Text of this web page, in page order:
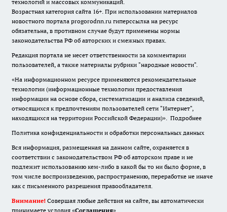
технологий и массовых коммуникаций.
Возрастная категория сайта 16+. При использовании материалов
новостного портала progorodnn.ru гиперссылка на ресурс
обязательна, в противном случае будут применены нормы
законодательства РФ об авторских и смежных правах.
Редакция портала не несет ответственности за комментарии
пользователей, а также материалы рубрики "народные новости".
«На информационном ресурсе применяются рекомендательные
технологии (информационные технологии предоставления
информации на основе сбора, систематизации и анализа сведений,
относящихся к предпочтениям пользователей сети "Интернет",
находящихся на территории Российской Федерации)». Подробнее
Политика конфиденциальности и обработки персональных данных
Вся информация, размещенная на данном сайте, охраняется в
соответствии с законодательством РФ об авторском праве и не
подлежит использованию кем-либо в какой бы то ни было форме, в
том числе воспроизведению, распространению, переработке не иначе
как с письменного разрешения правообладателя.
Внимание! Совершая любые действия на сайте, вы автоматически
принимаете условия «Cоглашения»